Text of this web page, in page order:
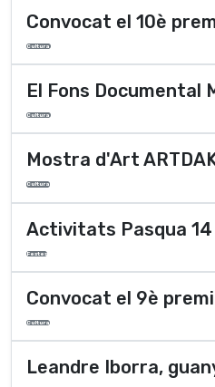
Convocat el 10è
Cultura
El Fons Documental
Cultura
Mostra d'Art
Cultura
Activitats Pasqua 14
Festes
Convocat el 9è
Cultura
Leandre Iborra,